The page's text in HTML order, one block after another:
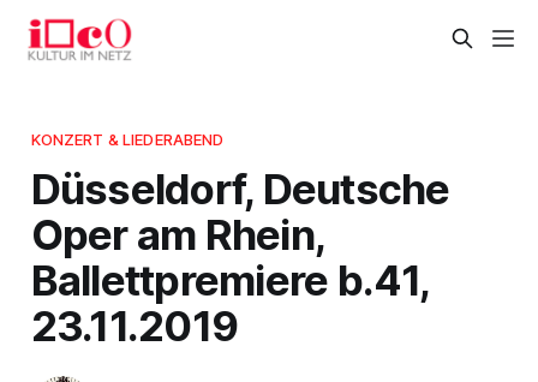
KONZERT & LIEDERABEND
Düsseldorf, Deutsche
Oper am Rhein,
Ballettpremiere b.41,
23.11.2019